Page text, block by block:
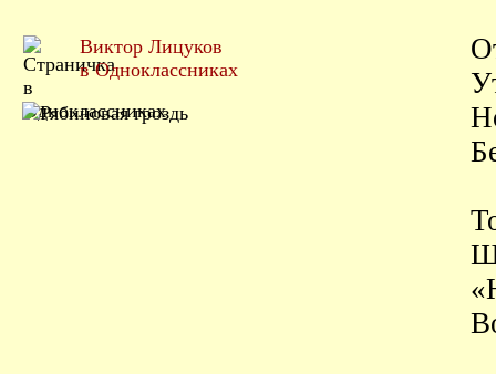
Виктор Лицуков
в Одноклассниках